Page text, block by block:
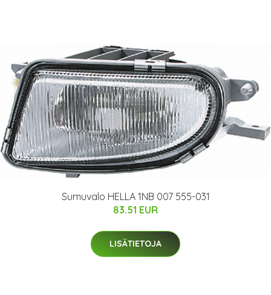
Sumuvalo HELLA 1NB 007 555-031
83.51 EUR
LISÄTIETOJA